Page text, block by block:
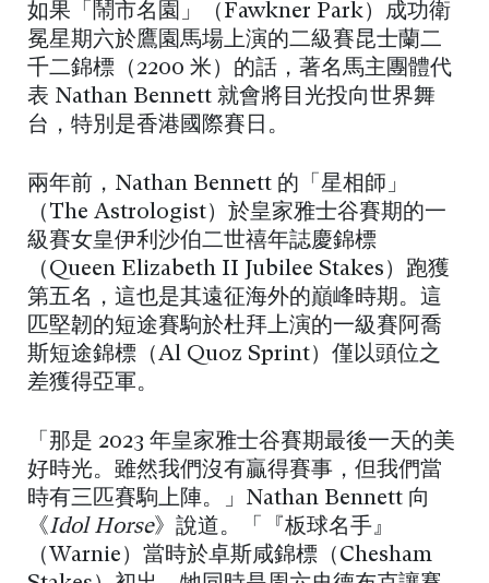
如果「鬧市名園」（Fawkner Park）成功衛
冕星期六於鷹園馬場上演的二級賽昆士蘭二
千二錦標（2200 米）的話，著名馬主團體代
表 Nathan Bennett 就會將目光投向世界舞
台，特別是香港國際賽日。
兩年前，Nathan Bennett 的「星相師」
（The Astrologist）於皇家雅士谷賽期的一
級賽女皇伊利沙伯二世禧年誌慶錦標
（Queen Elizabeth II Jubilee Stakes）跑獲
第五名，這也是其遠征海外的巔峰時期。這
匹堅韌的短途賽駒於杜拜上演的一級賽阿喬
斯短途錦標（Al Quoz Sprint）僅以頭位之
差獲得亞軍。
「那是 2023 年皇家雅士谷賽期最後一天的美
好時光。雖然我們沒有贏得賽事，但我們當
時有三匹賽駒上陣。」Nathan Bennett 向
《Idol Horse》說道。「『板球名手』
（Warnie）當時於卓斯咸錦標（Chesham